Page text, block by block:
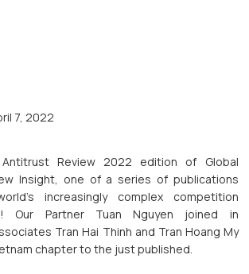
7, 2022
Antitrust Review 2022 edition of Global
Insight, one of a series of publications
increasingly complex competition
Our Partner Tuan Nguyen joined in
Tran Hai Thinh and Tran Hoang My
chapter to the just published.